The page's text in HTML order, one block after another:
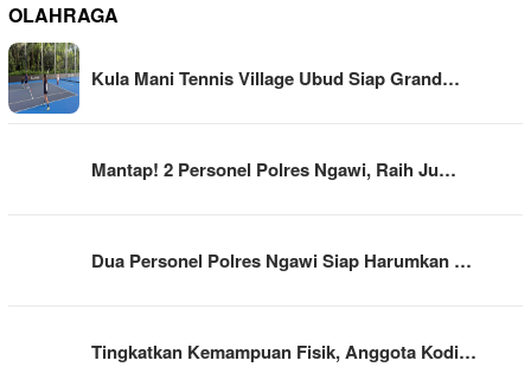
OLAHRAGA
Kula Mani Tennis Village Ubud Siap Grand…
Mantap! 2 Personel Polres Ngawi, Raih Ju…
Dua Personel Polres Ngawi Siap Harumkan …
Tingkatkan Kemampuan Fisik, Anggota Kodi…